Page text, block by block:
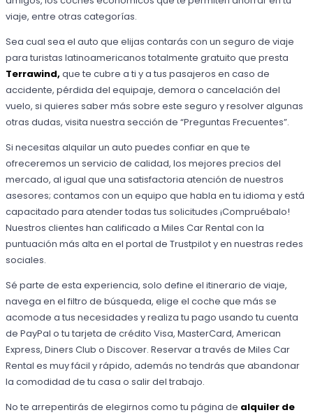
viaje, entre otras categorías.
Sea cual sea el auto que elijas contarás con un seguro de viaje
para turistas latinoamericanos totalmente gratuito que presta
Terrawind, que te cubre a ti y a tus pasajeros en caso de
accidente, pérdida del equipaje, demora o cancelación del
vuelo, si quieres saber más sobre este seguro y resolver algunas
otras dudas, visita nuestra sección de “Preguntas Frecuentes”.
Si necesitas alquilar un auto puedes confiar en que te
ofreceremos un servicio de calidad, los mejores precios del
mercado, al igual que una satisfactoria atención de nuestros
asesores; contamos con un equipo que habla en tu idioma y está
capacitado para atender todas tus solicitudes ¡Compruébalo!
Nuestros clientes han calificado a Miles Car Rental con la
puntuación más alta en el portal de Trustpilot y en nuestras redes
sociales.
Sé parte de esta experiencia, solo define el itinerario de viaje,
navega en el filtro de búsqueda, elige el coche que más se
acomode a tus necesidades y realiza tu pago usando tu cuenta
de PayPal o tu tarjeta de crédito Visa, MasterCard, American
Express, Diners Club o Discover. Reservar a través de Miles Car
Rental es muy fácil y rápido, además no tendrás que abandonar
la comodidad de tu casa o salir del trabajo.
No te arrepentirás de elegirnos como tu página de alquiler de